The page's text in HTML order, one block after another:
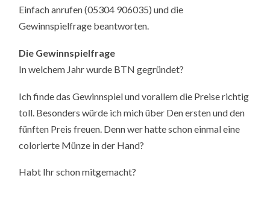
Einfach anrufen (05304 906035) und die
Gewinnspielfrage beantworten.
Die Gewinnspielfrage
In welchem Jahr wurde BTN gegründet?
Ich finde das Gewinnspiel und vorallem die Preise richtig
toll. Besonders würde ich mich über Den ersten und den
fünften Preis freuen. Denn wer hatte schon einmal eine
colorierte Münze in der Hand?
Habt Ihr schon mitgemacht?